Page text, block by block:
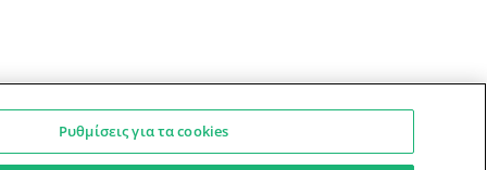
Ρυθμίσεις για τα cookies